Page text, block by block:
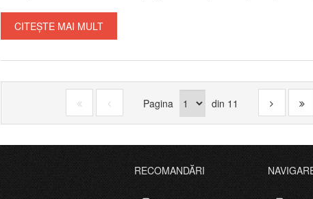
CITEȘTE MAI MULT
Pagina din 11
RECOMANDĂRI